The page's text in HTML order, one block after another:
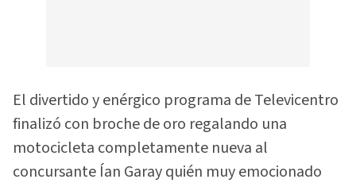
El divertido y enérgico programa de Televicentro
finalizó con broche de oro regalando una
motocicleta completamente nueva al
concursante Ían Garay quién muy emocionado